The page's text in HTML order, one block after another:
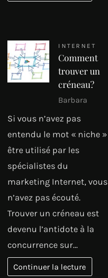
INTERNET
Comment
trouver un
créneau?
Barbara
Si vous n’avez pas
entendu le mot « niche »
être utilisé par les
spécialistes du
marketing Internet, vous
n’avez pas écouté.
Trouver un créneau est
devenu l’antidote à la
concurrence sur…
Continuer la lecture